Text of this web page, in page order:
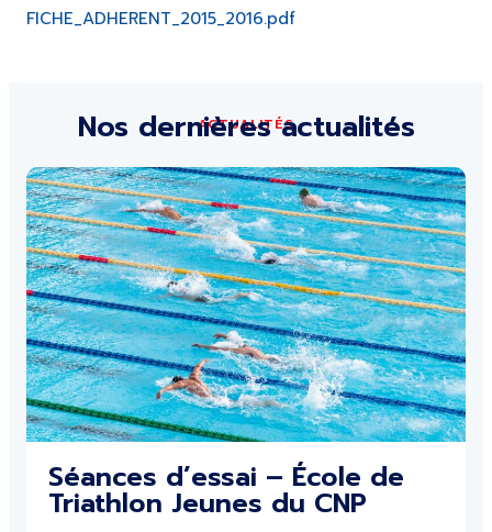
FICHE_ADHERENT_2015_2016.pdf
ACTUALITÉS
Nos dernières actualités
Séances d’essai – École de
Triathlon Jeunes du CNP